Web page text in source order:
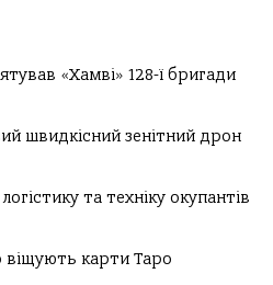
«Хамві» 128-ї бригади
швидкісний зенітний дрон
та техніку окупантів
віщують карти Таро